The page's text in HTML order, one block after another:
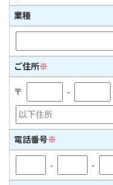
業種
ご住所※
〒 -
電話番号※
- -